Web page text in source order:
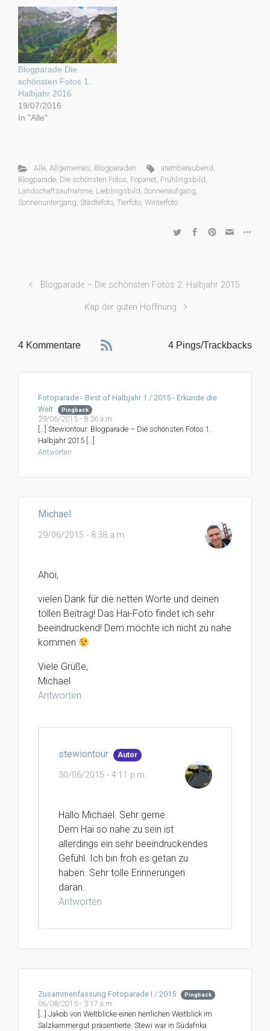
Blogparade Die
schönsten Fotos 1.
Halbjahr 2016
19/07/2016
In "Alle"
Alle, Allgemeines, Blogparaden atemberaubend,
Blogparade, Die schönsten Fotos, Fopanet, Frühlingsbild,
Landschaftsaufnahme, Lieblingsbild, Sonnenaufgang,
Sonnenuntergang, Städtefoto, Tierfoto, Winterfoto
Blogparade – Die schönsten Fotos 2. Halbjahr 2015
Kap der guten Hoffnung
4 Kommentare 4 Pings/Trackbacks
Fotoparade - Best of Halbjahr 1 / 2015 - Erkunde die
Welt
Pingback
29/06/2015 - 8:36 a.m.
[…] Stewiontour: Blogparade – Die schönsten Fotos 1.
Halbjahr 2015 […]
Antworten
Michael
29/06/2015 - 8:38 a.m.
Ahoi,
vielen Dank für die netten Worte und deinen
tollen Beitrag! Das Hai-Foto findet ich sehr
beeindruckend! Dem möchte ich nicht zu nahe
kommen
Viele Grüße,
Michael
Antworten
stewiontour Autor
30/06/2015 - 4:11 p.m.
Hallo Michael. Sehr gerne.
Dem Hai so nahe zu sein ist
allerdings ein sehr beeindruckendes
Gefühl. Ich bin froh es getan zu
haben. Sehr tolle Erinnerungen
daran.
Antworten
Zusammenfassung Fotoparade I / 2015 Pingback
06/08/2015 - 3:17 a.m.
[…] Jakob von Weltblicke einen herrlichen Weitblick im
Salzkammergut präsentierte. Stewi war in Südafrika